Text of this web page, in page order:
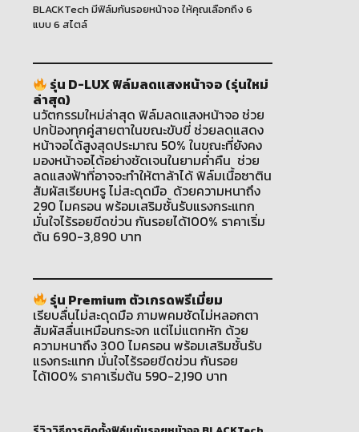
BLACKTech มีฟิล์มกันรอยหน้าจอ ให้คุณเลือกถึง 6
แบบ 6 สไตล์
รุ่น D-LUX ฟิล์มลดแสงหน้าจอ (รุ่นใหม่
ล่าสุด)
นวัตกรรมใหม่ล่าสุด ฟิล์มลดแสงหน้าจอ ช่วย
ปกป้องทุกคู่สายตาในขณะขับขี่ ช่วยลดแสดง
หน้าจอได้สูงสุดประมาณ 50% ในขณะที่ยังคง
มองหน้าจอได้อย่างชัดเจนในยามค่ำคืน ช่วย
ลดแสงฟ้าที่อาจจะทำให้ตาล้าได้ ฟิล์มเนื้อซาติน
สัมผัสเรียบหรู ไม่สะดุดมือ ด้วยความหนาถึง
290 ไมครอน พร้อมเสริมชั้นรับแรงกระแทก
มั่นใจไร้รอยขีดข่วน กันรอยได้100% ราคาเริ่ม
ต้น 690-3,890 บาท
รุ่น Premium ตัวเกรดพรีเมี่ยม
เรียบลื่นไม่สะดุดมือ ภามพคมชัดไม่หลอกตา
สัมผัสลื่นเหมือนกระจก แต่ไม่แตกหัก ด้วย
ความหนาถึง 300 ไมครอน พร้อมเสริมชั้นรับ
แรงกระแทก มั่นใจไร้รอยขีดข่วน กันรอย
ได้100% ราคาเริ่มต้น 590-2,190 บาท